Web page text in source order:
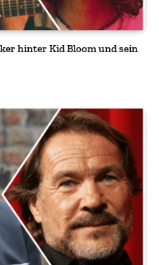
hinter Kid Bloom und sein